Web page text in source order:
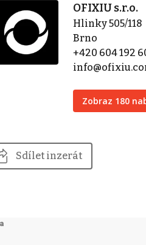
OFIXIU s.r.o.
Hlinky 505/118
Brno
+420 604 192
Zobraz 180
Sdílet inzerát